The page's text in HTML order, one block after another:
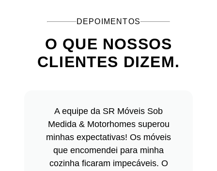
DEPOIMENTOS
O QUE NOSSOS
CLIENTES DIZEM.
A equipe da SR Móveis Sob
Medida & Motorhomes superou
minhas expectativas! Os móveis
que encomendei para minha
cozinha ficaram impecáveis. O